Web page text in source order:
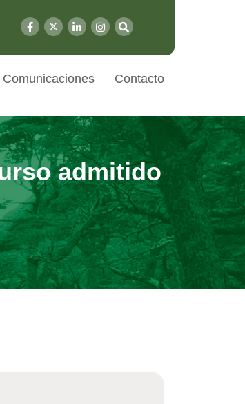
Comunicaciones Contacto
admitido